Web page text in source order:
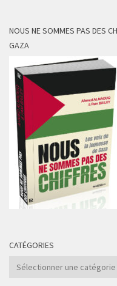
NOUS NE SOMMES PAS DES
GAZA
CATÉGORIES
Catégories